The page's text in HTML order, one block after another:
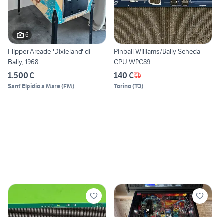
6
Flipper Arcade 'Dixieland' di
Bally, 1968
1.500 €
Sant'Elpidio a Mare(FM)
Pinball Williams/Bally Scheda
CPU WPC89
140 €
Torino(TO)